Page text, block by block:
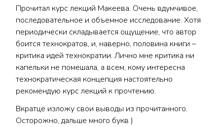
Прочитал курс лекций Макеева. Очень вдумчивое,
последовательное и объемное исследование. Хотя
периодически складывается ощущение, что автор
боится технократов, и, наверно, половина книги –
критика идей технократии. Лично мне критика ни
капельки не помешала, а всем, кому интересна
технократическая концепция настоятельно
рекомендую курс лекций к прочтению.
Вкратце изложу свои выводы из прочитанного.
Осторожно, дальше много букв )